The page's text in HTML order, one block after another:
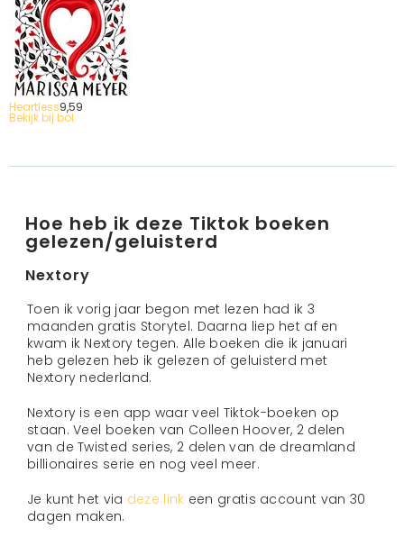
Heartless9,59
Bekijk bij bol
Hoe heb ik deze Tiktok boeken
gelezen/geluisterd
Nextory
Toen ik vorig jaar begon met lezen had ik 3
maanden gratis Storytel. Daarna liep het af en
kwam ik Nextory tegen. Alle boeken die ik januari
heb gelezen heb ik gelezen of geluisterd met
Nextory nederland.
Nextory is een app waar veel Tiktok-boeken op
staan. Veel boeken van Colleen Hoover, 2 delen
van de Twisted series, 2 delen van de dreamland
billionaires serie en nog veel meer.
Je kunt het via deze link een gratis account van 30
dagen maken.